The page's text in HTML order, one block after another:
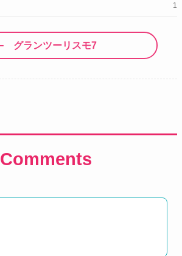
1
グランツーリスモ7
Comments